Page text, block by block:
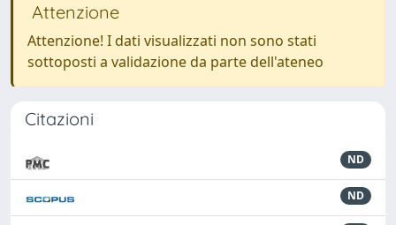
Attenzione
Attenzione! I dati visualizzati non sono stati
sottoposti a validazione da parte dell'ateneo
Citazioni
ND
ND